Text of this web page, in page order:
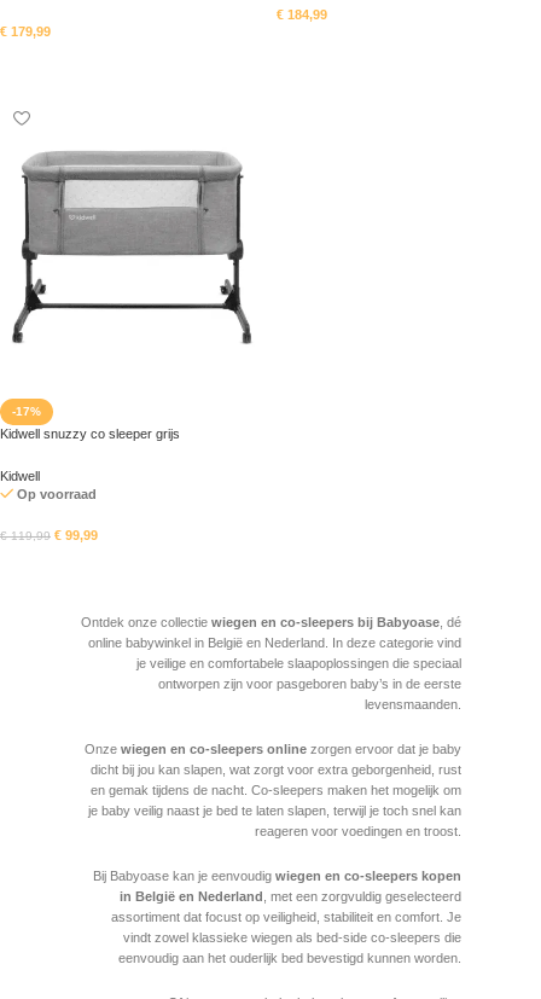
€ 179,99
€ 184,99
-17%
Kidwell snuzzy co sleeper grijs
Kidwell
Op voorraad
€119,99 € 99,99
Ontdek onze collectie wiegen en co-sleepers bij Babyoase, dé
online babywinkel in België en Nederland. In deze categorie vind
je veilige en comfortabele slaapoplossingen die speciaal
ontworpen zijn voor pasgeboren baby’s in de eerste
levensmaanden.
Onze wiegen en co-sleepers onlinezorgen ervoor dat je baby
dicht bij jou kan slapen, wat zorgt voor extra geborgenheid, rust
en gemak tijdens de nacht. Co-sleepers maken het mogelijk om
je baby veilig naast je bed te laten slapen, terwijl je toch snel kan
reageren voor voedingen en troost.
Bij Babyoase kan je eenvoudig wiegen en co-sleepers kopen
in België en Nederland , met een zorgvuldig geselecteerd
assortiment dat focust op veiligheid, stabiliteit en comfort. Je
vindt zowel klassieke wiegen als bed-side co-sleepers die
eenvoudig aan het ouderlijk bed bevestigd kunnen worden.